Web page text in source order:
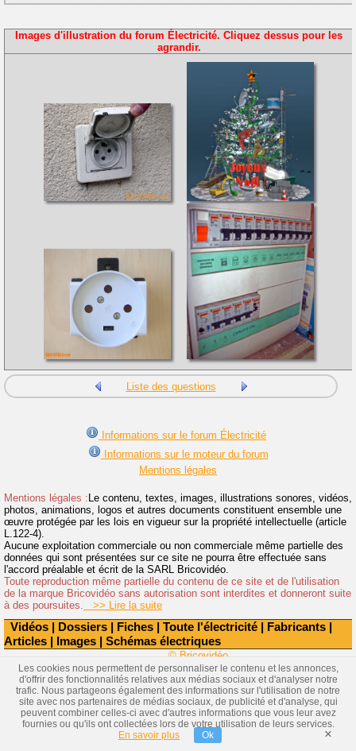
Vidéos | Dossiers | Fiches | Toute l'électricité | Fabricants |
Articles | Images | Schémas électriques
Images d'illustration du forum Électricité. Cliquez dessus pour les
agrandir.
Liste des questions
Informations sur le forum Électricité
Informations sur le moteur du forum
Mentions légales
Mentions légales : Le contenu, textes, images, illustrations sonores, vidéos,
photos, animations, logos et autres documents constituent ensemble une
œuvre protégée par les lois en vigueur sur la propriété intellectuelle (article
L.122-4).
Aucune exploitation commerciale ou non commerciale même partielle des
données qui sont présentées sur ce site ne pourra être effectuée sans
l'accord préalable et écrit de la SARL Bricovidéo.
Toute reproduction même partielle du contenu de ce site et de l'utilisation
de la marque Bricovidéo sans autorisation sont interdites et donneront suite
à des poursuites.
>> Lire la suite
© Bricovidéo
Les cookies nous permettent de personnaliser le contenu et les annonces,
d'offrir des fonctionnalités relatives aux médias sociaux et d'analyser notre
trafic. Nous partageons également des informations sur l'utilisation de notre
site avec nos partenaires de médias sociaux, de publicité et d'analyse, qui
peuvent combiner celles-ci avec d'autres informations que vous leur avez
fournies ou qu'ils ont collectées lors de votre utilisation de leurs services.
En savoir plus
Ok ×